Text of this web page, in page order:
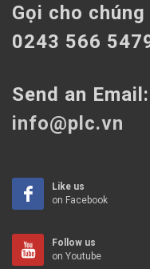
Gọi cho
0243 566
Send an Email:
info@plc.vn
Like us
on Facebook
Follow us
on Youtube